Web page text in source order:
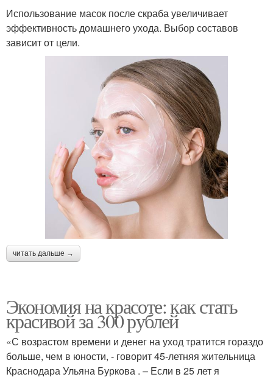
Использование масок после скраба увеличивает
эффективность домашнего ухода. Выбор составов
зависит от цели.
читать дальше →
Экономия на красоте: как стать
красивой за 300 рублей
«С возрастом времени и денег на уход тратится гораздо
больше, чем в юности, - говорит 45-летняя жительница
Краснодара Ульяна Буркова . – Если в 25 лет я